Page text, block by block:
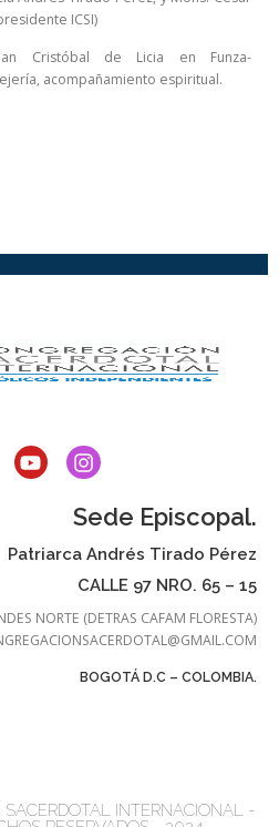
ICSI)
Cristóbal de Licia en Funza-
acompañamiento espiritual.
Sede Episcopal.
Patriarca Andrés Tirado Pérez
CALLE 97 NRO. 65 – 15
NORTE (DETRAS CAFAM FLORESTA)
BOGOTÁ D.C – COLOMBIA.
INTERNACIONAL -